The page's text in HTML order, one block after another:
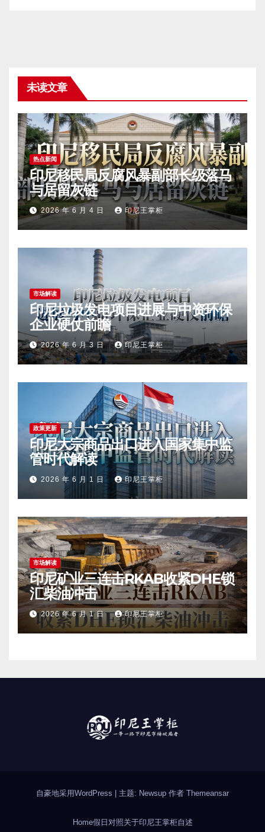
未读文章
热点新闻
印尼移民局反腐风暴副部长级落马
与居留灰链
2026 年 6 月 4 日 印尼王掌柜
市场解读
印尼垃圾发电项目进展与中资环保
企业硬仗前瞻
2026 年 6 月 3 日 印尼王掌柜
政策更新
印尼大宗商品出口进入国家集中监
管时代解读
2026 年 6 月 1 日 印尼王掌柜
市场解读
印尼矿业三连击RKAB收紧DHE锁
汇柴油冲击
2026 年 6 月 1 日 印尼王掌柜
自豪地采用WordPress 主题: Newsup 作者 Themeansar
Home假日对照关于印尼王掌柜自述